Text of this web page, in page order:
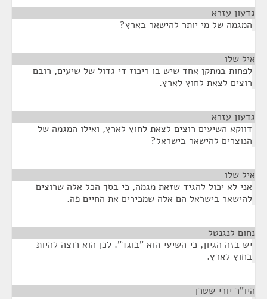
גדעון עזרא
המגמה של מי יותר להישאר בארץ?
איל שלו
לפחות במתקן אחד שיש בו ריכוז די גדול של שיעים, רובם
רוצים לצאת לחוץ לארץ.
גדעון עזרא
דווקא השיעים רוצים לצאת לחוץ לארץ, ואילו המגמה של
הנוצרים להישאר בישראל?
איל שלו
אני לא יכול להגיד שזאת מגמה, כי בסך הכל אלה שרוצים
להישאר בישראל הם אלה שמכירים את החיים פה.
נחום לנגנטל
יש בזה הגיון, כי השיעי הוא "בוגד". לכן הוא רוצה להיות
בחוץ לארץ.
היו"ר יורי שטרן